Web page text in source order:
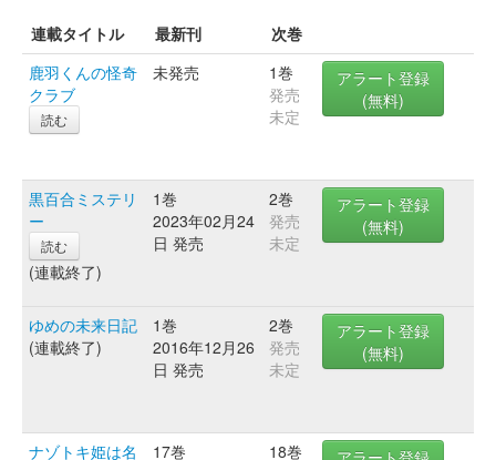
連載タイトル 最新刊
次巻
鹿羽くんの怪奇
クラブ
読む
未発売
1巻
発売
未定
アラート登録
(無料)
黒百合ミステリ
ー
読む
(連載終了)
1巻
2023年02月24
日 発売
2巻
発売
未定
アラート登録
(無料)
ゆめの未来日記
(連載終了)
1巻
2016年12月26
日 発売
2巻
発売
未定
アラート登録
(無料)
ナゾトキ姫は名
17巻
18巻